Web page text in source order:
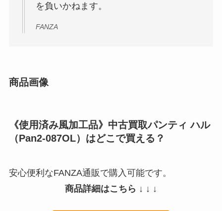
を負いかねます。
FANZA
商品画像
《使用済み風加工品》中古買取パンティ ハル
（Pan2-087OL）はどこで買える？
安心便利なFANZA通販で購入可能です。
商品詳細はこちら ↓ ↓ ↓